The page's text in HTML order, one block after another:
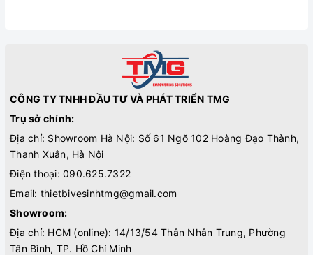
CÔNG TY TNHH ĐẦU TƯ VÀ PHÁT TRIỂN TMG
Trụ sở chính:
Địa chỉ: Showroom Hà Nội: Số 61 Ngõ 102 Hoàng Đạo Thành,
Thanh Xuân, Hà Nội
Điện thoại: 090.625.7322
Email: thietbivesinhtmg@gmail.com
Showroom:
Địa chỉ: HCM (online): 14/13/54 Thân Nhân Trung, Phường
Tân Bình, TP. Hồ Chí Minh